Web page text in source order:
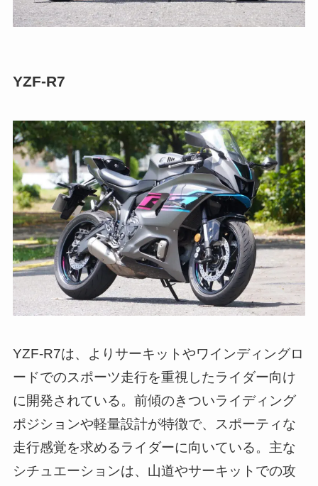
YZF-R7
YZF-R7は、よりサーキットやワインディングロ
ードでのスポーツ走行を重視したライダー向け
に開発されている。前傾のきついライディング
ポジションや軽量設計が特徴で、スポーティな
走行感覚を求めるライダーに向いている。主な
シチュエーションは、山道やサーキットでの攻